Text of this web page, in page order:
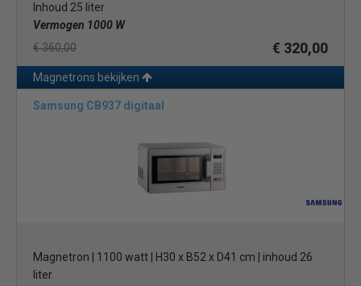
Inhoud 25 liter
Vermogen 1000 W
€ 360,00
€ 320,00
Magnetrons bekijken
Samsung CB937 digitaal
Magnetron | 1100 watt | H30 x B52 x D41 cm | inhoud 26
liter